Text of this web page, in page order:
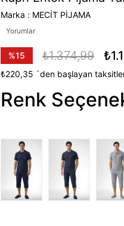
Marka : MECİT PİJAMA
Yorumlar
%15
İndirim
₺1.374,99
₺220,35 `den başlayan
Renk